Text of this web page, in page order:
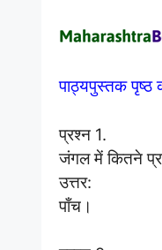
पाठ्यपुस्तक पृष्ठ
प्रश्न 1.
जंगल में कितने
उत्तर:
पाँच।